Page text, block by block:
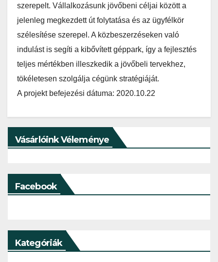
szerepelt. Vállalkozásunk jövőbeni céljai között a
jelenleg megkezdett út folytatása és az ügyfélkör
szélesítése szerepel. A közbeszerzéseken való
indulást is segíti a kibővített géppark, így a fejlesztés
teljes mértékben illeszkedik a jövőbeli tervekhez,
tökéletesen szolgálja cégünk stratégiáját.
A projekt befejezési dátuma: 2020.10.22
Vásárlóink Véleménye
Facebook
Kategóriák